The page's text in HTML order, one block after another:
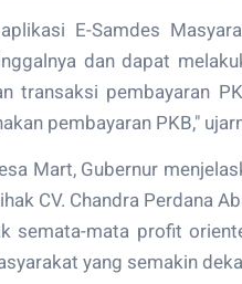
aplikasi E-Samdes
dan dapat
transaksi pembayaran
pembayaran PKB,"
Mart, Gubernur
CV. Chandra Perdana
semata-mata profit
yang semakin